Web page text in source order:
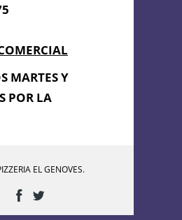
MARTES Y
POR LA
EL GENOVES.